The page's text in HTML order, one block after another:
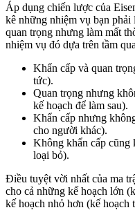
Áp dụng chiến lược của
kê những nhiệm vụ bạn
quan trọng nhưng làm mất
nhiệm vụ đó dựa trên tầm
Khẩn cấp và quan
tức).
Quan trọng nhưng
kế hoạch để làm sau).
Khẩn cấp nhưng
cho người khác).
Không khẩn cấp cũng
loại bỏ).
Điều tuyệt vời nhất của ma
cho cả những kế hoạch lớn
kế hoạch nhỏ hơn (kế hoạch